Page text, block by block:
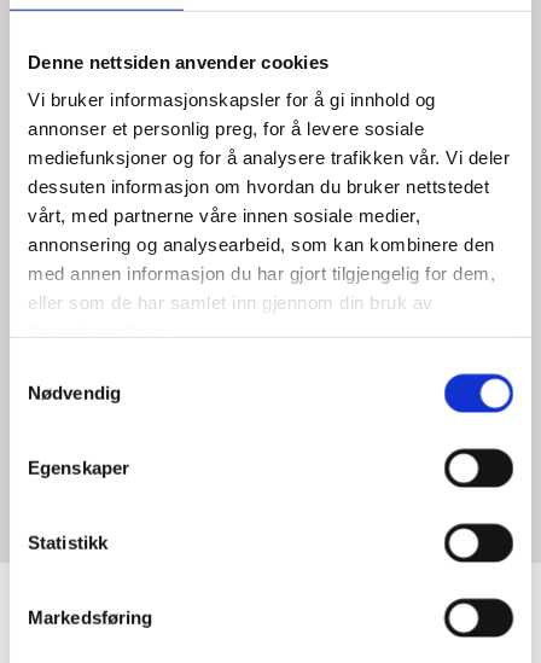
Denne nettsiden anvender cookies
Vi bruker informasjonskapsler for å gi innhold og
annonser et personlig preg, for å levere sosiale
mediefunksjoner og for å analysere trafikken vår. Vi deler
dessuten informasjon om hvordan du bruker nettstedet
vårt, med partnerne våre innen sosiale medier,
annonsering og analysearbeid, som kan kombinere den
med annen informasjon du har gjort tilgjengelig for dem,
eller som de har samlet inn gjennom din bruk av
Nødvendig
Egenskaper
Statistikk
Markedsføring
04
Vi tilbyr voks til ansikt og kropp. Få en mykere
hårvekst og et resultat som varer lengre.
Se alle behandlinger